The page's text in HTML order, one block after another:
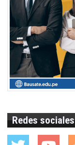
Redes sociales